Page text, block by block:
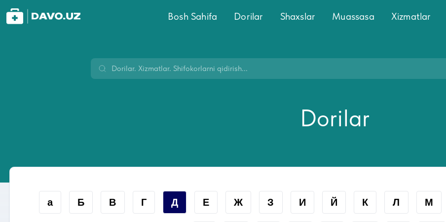
Bosh Sahifa Dorilar Shaxslar Muassasa Xizmatlar
Dorilar
а Б В Г Д Е Ж З И Й К Л М